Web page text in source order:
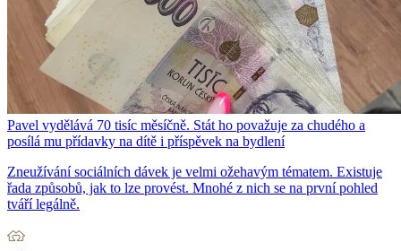
Pavel vydělává 70 tisíc měsíčně. Stát ho považuje za chudého a
posílá mu přídavky na dítě i příspěvek na bydlení
Zneužívání sociálních dávek je velmi ožehavým tématem. Existuje
řada způsobů, jak to lze provést. Mnohé z nich se na první pohled
tváří legálně.